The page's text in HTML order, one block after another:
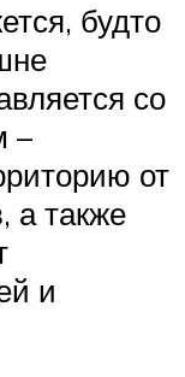
будто
со
–
от
а также
и